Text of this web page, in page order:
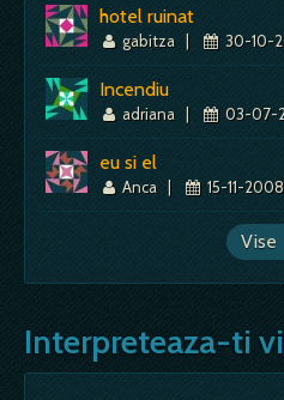
hotel ruinat
gabitza | 30-10-
Incendiu
adriana | 03-07-
eu si el
Anca | 15-11-2008
Vise
Interpreteaza-ti